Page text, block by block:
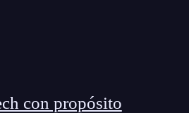
con propósito